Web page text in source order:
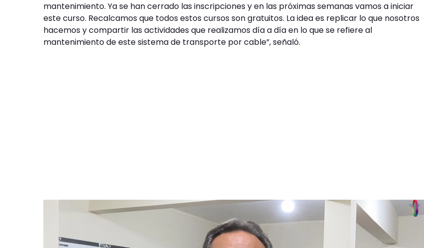
mantenimiento. Ya se han cerrado las inscripciones y en las próximas semanas vamos a iniciar
este curso. Recalcamos que todos estos cursos son gratuitos. La idea es replicar lo que nosotros
hacemos y compartir las actividades que realizamos día a día en lo que se refiere al
mantenimiento de este sistema de transporte por cable”, señaló.